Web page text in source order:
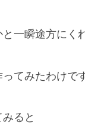
一瞬途方にく
てみたわけです
ると